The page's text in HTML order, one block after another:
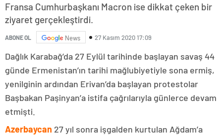
Fransa Cumhurbaşkanı Macron ise dikkat çeken bir
ziyaret gerçekleştirdi.
ABONE OL News 27 Kasım 2020 17:09
Dağlık Karabağ’da 27 Eylül tarihinde başlayan savaş 44
günde Ermenistan’ın tarihi mağlubiyetiyle sona ermiş,
yenilginin ardından Erivan’da başlayan protestolar
Başbakan Paşinyan’a istifa çağrılarıyla günlerce devam
etmişti.
Azerbaycan 27 yıl sonra işgalden kurtulan Ağdam’a